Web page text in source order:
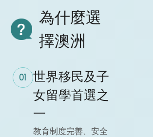
為什麼選
擇澳洲
01
世界移民及子
女留學首選之
一
教育制度完善、安全